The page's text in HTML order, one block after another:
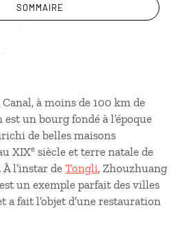
SOMMAIRE
à moins de 100 km de
est un bourg fondé à l’époque
de belles maisons
XIXe siècle et terre natale de
l’instar deTongli, Zhouzhuang
un exemple parfait des villes
a fait l’objet d’une restauration